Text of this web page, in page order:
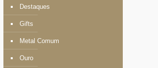
Destaques
Gifts
Metal Comum
Ouro